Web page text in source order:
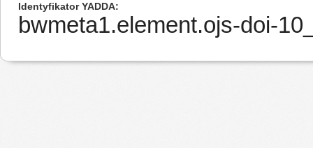
Identyfikator YADDA
bwmeta1.element.ojs-doi-